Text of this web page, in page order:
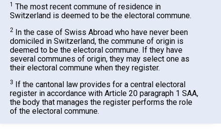
1 The most recent commune of residence in
Switzerland is deemed to be the electoral commune.
2 In the case of Swiss Abroad who have never been
domiciled in Switzerland, the commune of origin is
deemed to be the electoral commune. If they have
several communes of origin, they may select one as
their electoral commune when they register.
3 If the cantonal law provides for a central electoral
register in accordance with Article 20 paragraph 1 SAA,
the body that manages the register performs the role
of the electoral commune.